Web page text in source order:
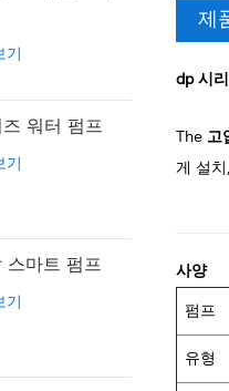
제
dp 시
The 고
게 설
사양
펌프
유형
기
워터 펌프
기
스마트 펌프
기